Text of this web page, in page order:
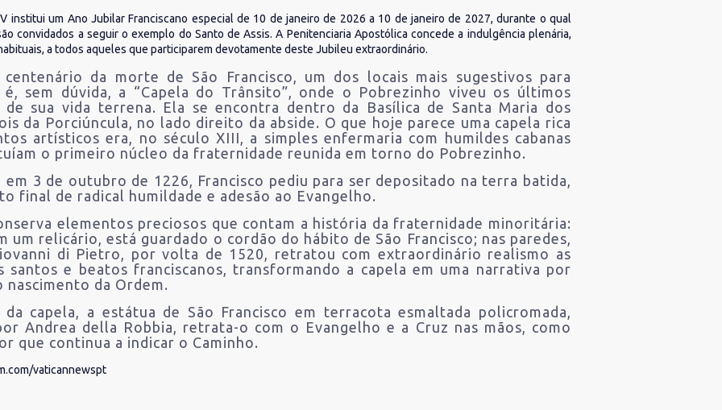
institui um Ano Jubilar Franciscano especial de 10 de janeiro de 2026 a 10 de janeiro de 2027, durante o qual
convidados a seguir o exemplo do Santo de Assis. A Penitenciaria Apostólica concede a indulgência plenária,
a todos aqueles que participarem devotamente deste Jubileu extraordinário.
da morte de São Francisco, um dos locais mais sugestivos para
é, sem dúvida, a “Capela do Trânsito”, onde o Pobrezinho viveu os últimos
de sua vida terrena. Ela se encontra dentro da Basílica de Santa Maria dos
da Porciúncula, no lado direito da abside. O que hoje parece uma capela rica
artísticos era, no século XIII, a simples enfermaria com humildes cabanas
o primeiro núcleo da fraternidade reunida em torno do Pobrezinho.
em 3 de outubro de 1226, Francisco pediu para ser depositado na terra batida,
final de radical humildade e adesão ao Evangelho.
elementos preciosos que contam a história da fraternidade minoritária:
um relicário, está guardado o cordão do hábito de São Francisco; nas paredes,
di Pietro, por volta de 1520, retratou com extraordinário realismo as
santos e beatos franciscanos, transformando a capela em uma narrativa por
nascimento da Ordem.
capela, a estátua de São Francisco em terracota esmaltada policromada,
Andrea della Robbia, retrata-o com o Evangelho e a Cruz nas mãos, como
que continua a indicar o Caminho.
vaticannewspt